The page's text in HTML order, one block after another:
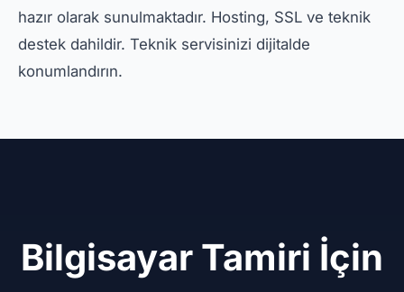
hazır olarak sunulmaktadır. Hosting, SSL ve teknik
destek dahildir. Teknik servisinizi dijitalde
konumlandırın.
Bilgisayar Tamiri İçin